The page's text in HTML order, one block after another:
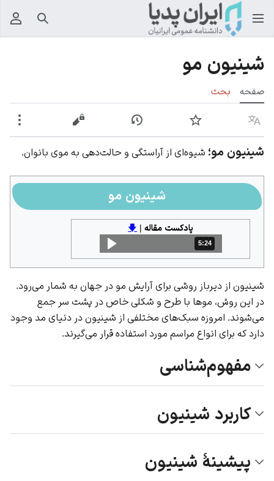
جستجو
شینیون مو
صفحه بحث
زبان پیگیری نمایش تاریخچهنمایش مبدأ
شینیون مو؛ شیوه‌ای از آراستگی و حالت‌دهی به موی بانوان.
شینیون مو
پادکست مقاله|
🡇
مدت: 5 دقیقه و 24 ثانیه
5:24
شینیون از دیرباز روشی برای آرایش مو در جهان به شمار می‌رود.
در این روش، موها با طرح و شکلی خاص در پشت سر جمع
می‌شوند. امروزه سبک‌های مختلفی از شینیون در دنیای مد وجود
دارد که برای انواع مراسم مورد استفاده قرار می‌گیرند.
مفهوم‌شناسی
کاربرد شینیون
پیشینۀ شینیون